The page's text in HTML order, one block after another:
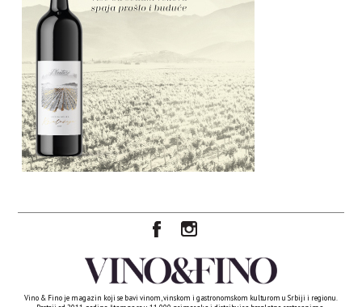
Vino & Fino je magazin koji se bavi vinom, vinskom i gastronomskom kulturom u Srbiji i regionu.